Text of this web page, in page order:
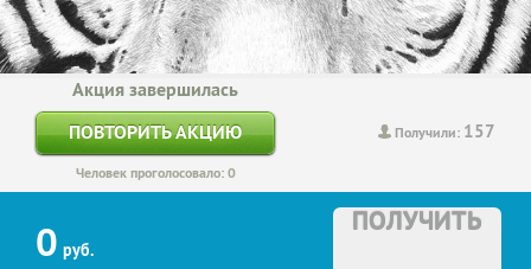
Получили: 157
Акция завершилась
ПОВТОРИТЬ АКЦИЮ
Человек проголосовало: 0
0 руб.
ПОЛУЧИТЬ